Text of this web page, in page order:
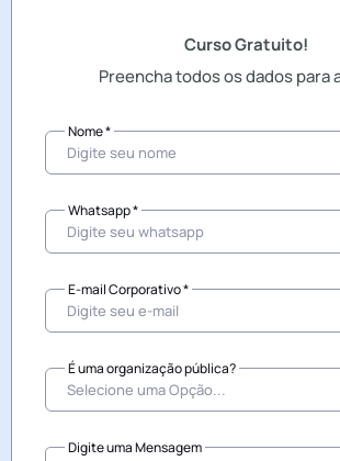
Curso Gratuito!
Preencha todos os dados para
Nome *
Whatsapp *
E-mail Corporativo *
É uma organização pública?
Digite uma Mensagem